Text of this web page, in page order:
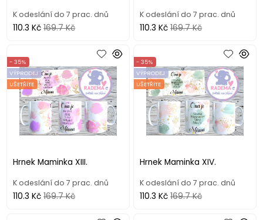
K odeslání do 7 prac. dnů
110.3 Kč 169.7 Kč
K odeslání do 7 prac. dnů
110.3 Kč 169.7 Kč
Hrnek Maminka XIII.
- 35%
VÝPRODEJ
UŠETŘÍTE
K odeslání do 7 prac. dnů
110.3 Kč 169.7 Kč
Hrnek Maminka XIV.
- 35%
VÝPRODEJ
UŠETŘÍTE
K odeslání do 7 prac. dnů
110.3 Kč 169.7 Kč